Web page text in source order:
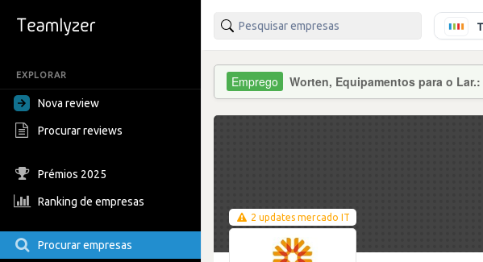
EXPLORAR
Nova review
Procurar reviews
Prémios 2025
Ranking de empresas
Procurar empresas
Worten, Equipamentos para o Lar.:
2 updates mercado IT